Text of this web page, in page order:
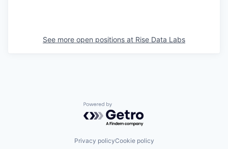
See more open positions at Rise Data Labs
Powered by Getro.com
Privacy policyCookie policy